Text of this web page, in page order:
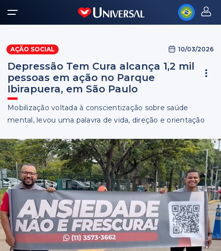
AÇÃO SOCIAL 10/03/2026
Depressão Tem Cura alcança 1,2 mil
pessoas em ação no Parque
Ibirapuera, em São Paulo
Mobilização voltada à conscientização sobre saúde
mental, levou uma palavra de vida, direção e orientação